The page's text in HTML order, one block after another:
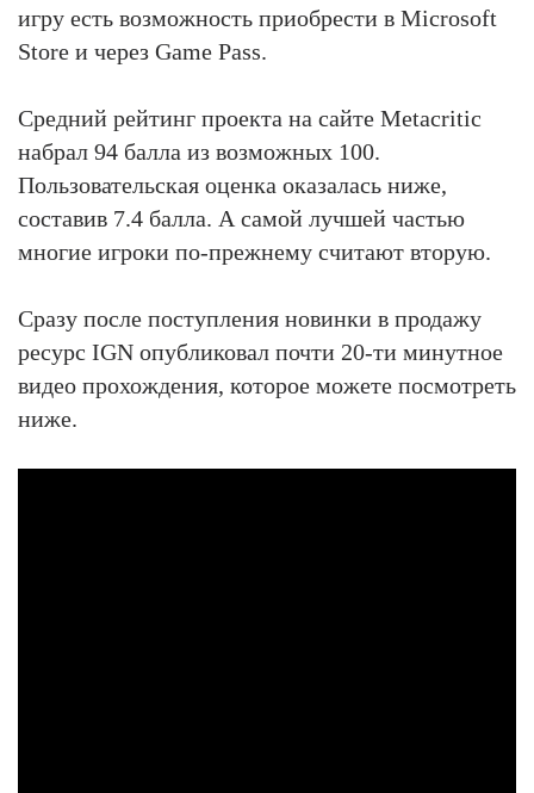
игру есть возможность приобрести в Microsoft
Store и через Game Pass.
Средний рейтинг проекта на сайте Metacritic
набрал 94 балла из возможных 100.
Пользовательская оценка оказалась ниже,
составив 7.4 балла. А самой лучшей частью
многие игроки по-прежнему считают вторую.
Сразу после поступления новинки в продажу
ресурс IGN опубликовал почти 20-ти минутное
видео прохождения, которое можете посмотреть
ниже.